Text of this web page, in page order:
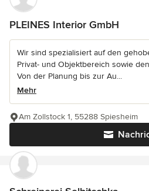
PLEINES Interior GmbH
Wir sind spezialisiert auf den
Privat- und Objektbereich sowie
Von der Planung bis zur Au...
Mehr
Am Zollstock 1, 55288 Spiesheim